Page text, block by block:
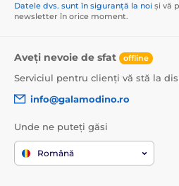
Datele dvs. sunt în siguranță la noi și vă
newsletter în orice moment.
Aveți nevoie de sfat offline
Serviciul pentru clienți vă stă la
info@galamodino.ro
Unde ne puteți găsi
Română